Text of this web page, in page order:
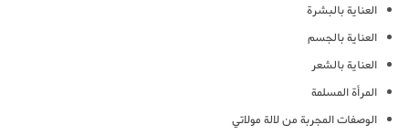
العناية بالبشرة
العناية بالجسم
العناية بالشعر
المرأة المسلمة
الوصفات المجربة من لالة مولاتي